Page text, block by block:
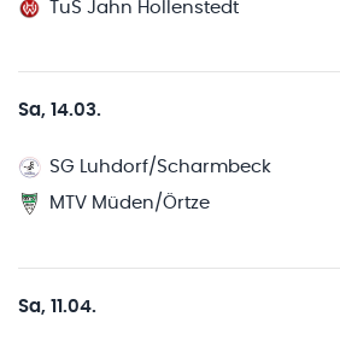
TuS Jahn Hollenstedt
Sa, 14.03.
SG Luhdorf/Scharmbeck
MTV Müden/Örtze
Sa, 11.04.